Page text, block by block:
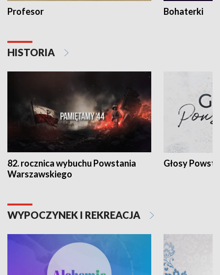
Profesor Bohaterki
HISTORIA
82. rocznica wybuchu Powstania
Warszawskiego
Głosy
WYPOCZYNEK I REKREACJA